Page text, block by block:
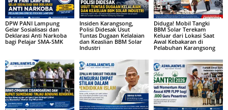
DPW PANI Lampung
Gelar Sosialisasi dan
Deklarasi Anti Narkoba
bagi Pelajar SMA-SMK
Insiden Karangsong,
Polisi Didesak Usut
Tuntas Dugaan Kelalaian
dan Keaslian BBM Solar
Industri
Diduga! Mobil Tangki
BBM Solar Terekam
Keluar dari Lokasi Saat
Awal Kebakaran di
Pelabuhan Karangsong